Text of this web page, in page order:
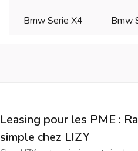
Bmw Serie X4 Bmw
Leasing pour les PME :
simple chez LIZY